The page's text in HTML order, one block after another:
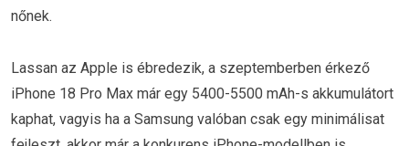
nőnek.
Lassan az Apple is ébredezik, a szeptemberben érkező
iPhone 18 Pro Max már egy 5400-5500 mAh-s akkumulátort
kaphat, vagyis ha a Samsung valóban csak egy minimálisat